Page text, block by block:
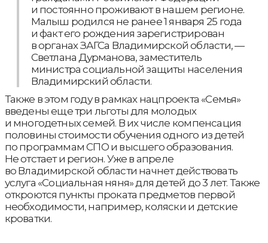
и постоянно проживают в нашем регионе.
Малыш родился не ранее 1 января 25 года
и факт его рождения зарегистрирован
в органах ЗАГСа Владимирской области, —
Светлана Дурманова, заместитель
министра социальной защиты населения
Владимирский области.
Также в этом году в рамках нацпроекта «Семья»
введены еще три льготы для молодых
и многодетных семей. В их числе компенсация
половины стоимости обучения одного из детей
по программам СПО и высшего образования.
Не отстает и регион. Уже в апреле
во Владимирской области начнет действовать
услуга «Социальная няня» для детей до 3 лет. Также
откроются пункты проката предметов первой
необходимости, например, коляски и детские
кроватки.